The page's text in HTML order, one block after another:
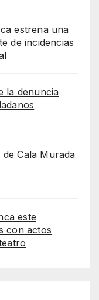
estrena una
de incidencias
la denuncia
Cala Murada
este
con actos